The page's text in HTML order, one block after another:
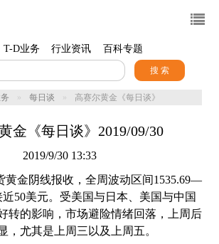
T-D业务 行业资讯 百科专题
搜 索
每日谈
高赛尔黄金《每日谈》
金《每日谈》2019/09/30
2019/9/30 13:33
黄金阴线报收，全周波动区间1535.69—
近50美元。受美国与日本、美国与中国
转的影响，市场避险情绪回落，上周后
，尤其是上周三以及上周五。